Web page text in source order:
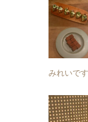
みれいです